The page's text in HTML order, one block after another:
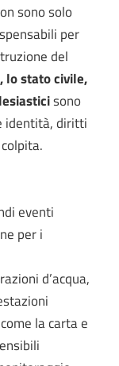
sono solo
per
del
lo stato civile,
sono
identità, diritti
eventi
per i
d’acqua,
la carta e